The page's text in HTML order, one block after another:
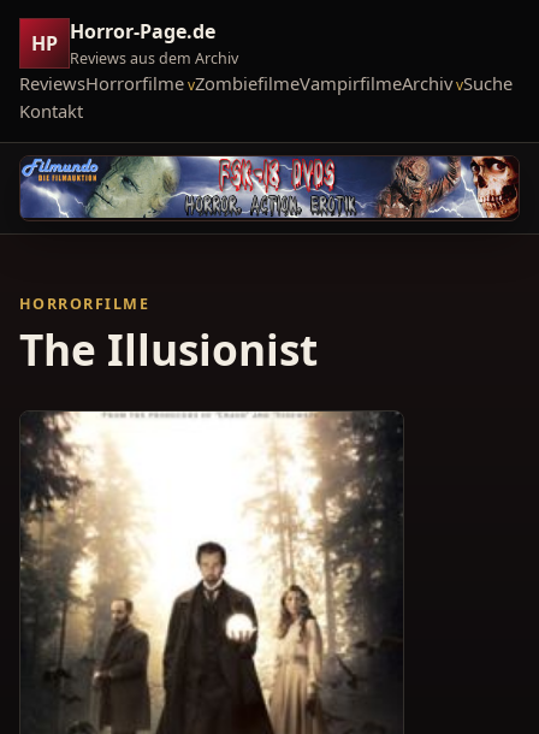
HP Horror-Page.de
Reviews aus dem Archiv
ReviewsHorrorfilme ZombiefilmeVampirfilmeArchiv Suche
Kontakt
HORRORFILME
The Illusionist